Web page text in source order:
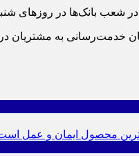
تا چهارشنبه از ساعت ۷:۳۰ تا ۱۳:۳۰ و ساعات
شعب بانک‌ها از ساعت ۷:۳۰ تا ۱۲:۳۰ و ساعات حضور